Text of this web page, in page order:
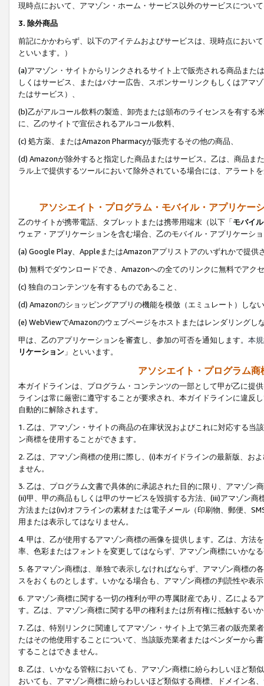
現時点において、アマゾン・ホーム・サービス以外のサービスについ
3. 除外商品
前記にかかわらず、以下のアイテムおよびサービスは、現時点におい
といいます。）
(a)アマゾン・サイトからリンクされるサイト上で販売される商品ま
しくはサービス、またはバナー広告、スポンサーリンクもしくはアマ
たはサービス）、
(b)乙がアルコール飲料の製造、卸売または頒布のライセンスを有す
に、乙のサイトで宣伝されるアルコール飲料、
(c) 処方薬、またはAmazon Pharmacyが販売するその他の商品、
(d) Amazonが除外すると指定した商品またはサービス。乙は、商品ま
ラル上で提供するツールにおいて除外されている場合には、アラート
アソシエイト・プログラム・モバイル・アプリケー
乙のサイトが携帯電話、タブレットまたは携帯用端末（以下「モバイ
ウェア・アプリケーションを含む場合、乙のモバイル・アプリケーシ
(a) Google Play、AppleまたはAmazonアプリストアのいずれかで提供
(b) 無料でダウンロードでき、Amazonへの全てのリンクに無料でアク
(c) 独自のコンテンツを有するものであること、
(d) Amazonのショッピングアプリの機能を模倣（エミュレート）しな
(e) WebViewでAmazonのウェブページをホストまたはレンダリングし
甲は、乙のアプリケーションを審査し、参加の可否を通知します。 本
リケーション 」といいます。
アソシエイト・プログラム
本ガイドラインは、プログラム・コンテンツの一部として甲が乙に提
ラインは常に厳密に遵守することが要求され、本ガイドラインに違反
自動的に解除されます。
1. 乙は、アマゾン・サイトの商品の在庫状況およびこれに対応する
ン商標を使用することができます。
2. 乙は、アマゾン商標の使用に際し、(i)本ガイドラインの最新版、お
ません。
3. 乙は、プログラム文書で具体的に承認された目的に限り、アマゾン
(ii)甲、甲の商品もしくは甲のサービスを毀損する方法、(iii)アマゾン
方法または(iv)オフラインの素材または電子メール（印刷物、郵便、
用または表示してはなりません。
4. 甲は、乙が使用するアマゾン商標の画像を提供します。乙は、方
率、色彩またはフォントを変更してはならず、アマゾン商標にいかな
5. 各アマゾン商標は、単独で表示しなければならず、アマゾン商標
スをおくものとします。いかなる場合も、アマゾン商標の判読性や表
6. アマゾン商標に関する一切の権利が甲の専属財産であり、乙による
す。乙は、アマゾン商標に関する甲の権利または所有権に抵触するい
7. 乙は、特別リンクに関連してアマゾン・サイト上で第三者の販売
たはその他使用することについて、当該販売業者またはベンダーから
することはできません。
8. 乙は、いかなる管轄においても、アマゾン商標に紛らわしいほど類
おいても、アマゾン商標に紛らわしいほど類似する商標、ドメイン名